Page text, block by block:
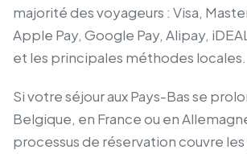
majorité des voyageurs : Visa,
Apple Pay, Google Pay, Alipay,
et les principales méthodes locales.
Si votre séjour aux Pays-Bas se
Belgique, en France ou en
processus de réservation couvre